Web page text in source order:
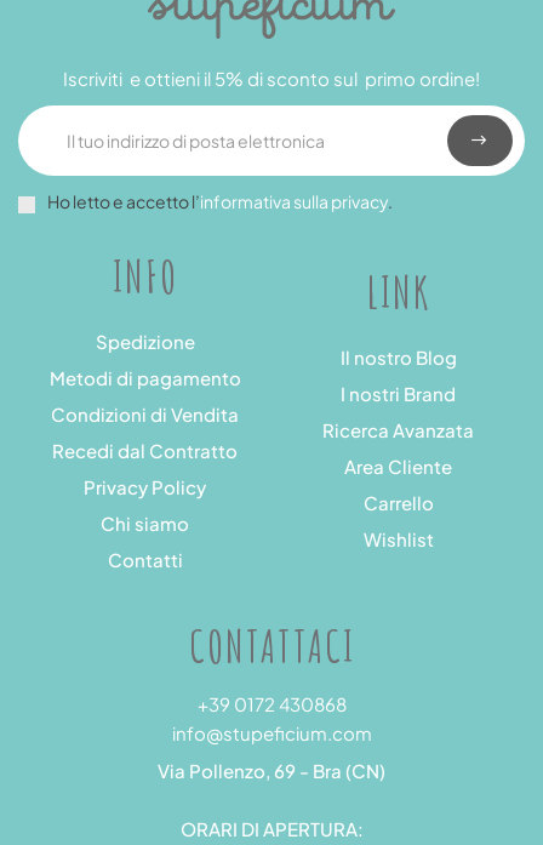
INFO
Spedizione
Metodi di pagamento
Condizioni di Vendita
Recedi dal Contratto
Privacy Policy
Chi siamo
Contatti
LINK
Il nostro Blog
I nostri Brand
Ricerca Avanzata
Area Cliente
Carrello
Wishlist
Iscriviti e ottieni il 5% di sconto sul primo ordine!
Ho letto e accetto l’informativa sulla privacy.
CONTATTACI
+39 0172 430868
info@stupeficium.com
Via Pollenzo, 69 - Bra (CN)
ORARI DI APERTURA: